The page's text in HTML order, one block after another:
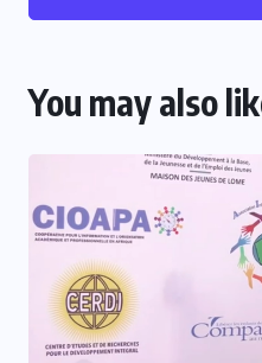
You may also